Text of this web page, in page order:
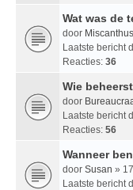
Wat was de
door Miscanthus
Laatste bericht
Reacties: 36
Wie
door
Laatste bericht
Reacties: 56
Wanneer
door Susan »
Laatste bericht